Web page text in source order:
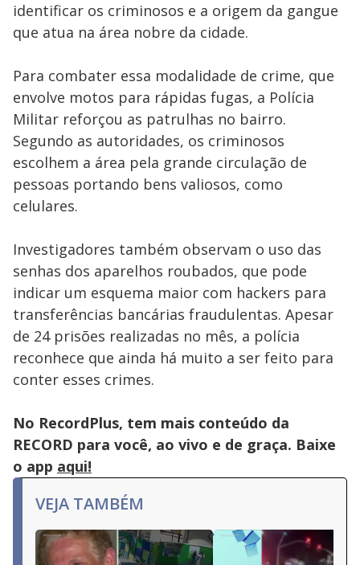
identificar os criminosos e a origem da gangue
que atua na área nobre da cidade.
Para combater essa modalidade de crime, que
envolve motos para rápidas fugas, a Polícia
Militar reforçou as patrulhas no bairro.
Segundo as autoridades, os criminosos
escolhem a área pela grande circulação de
pessoas portando bens valiosos, como
celulares.
Investigadores também observam o uso das
senhas dos aparelhos roubados, que pode
indicar um esquema maior com hackers para
transferências bancárias fraudulentas. Apesar
de 24 prisões realizadas no mês, a polícia
reconhece que ainda há muito a ser feito para
conter esses crimes.
No RecordPlus, tem mais conteúdo da
RECORD para você, ao vivo e de graça. Baixe
o app aqui!
VEJA TAMBÉM